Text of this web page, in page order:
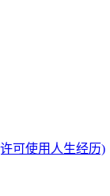
可使用人生经历)